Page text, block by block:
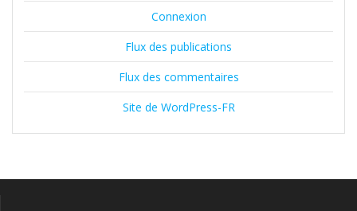
Connexion
Flux des publications
Flux des commentaires
Site de WordPress-FR